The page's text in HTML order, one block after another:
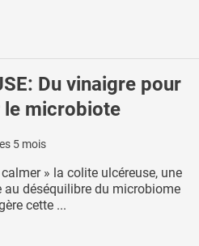
Du vinaigre pour
microbiote
5 mois
» la colite ulcéreuse, une
déséquilibre du microbiome
cette ...